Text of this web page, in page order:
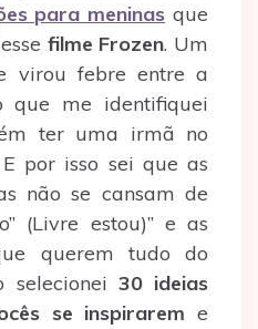
para meninas que
filme Frozen. Um
virou febre entre a
que me identifiquei
ter uma irmã no
E por isso sei que as
não se cansam de
(Livre estou)” e as
querem tudo do
selecionei 30 ideias
se inspirarem e